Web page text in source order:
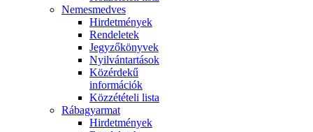
Nemesmedves
Hirdetmények
Rendeletek
Jegyzőkönyvek
Nyilvántartások
Közérdekű
információk
Közzétételi lista
Rábagyarmat
Hirdetmények